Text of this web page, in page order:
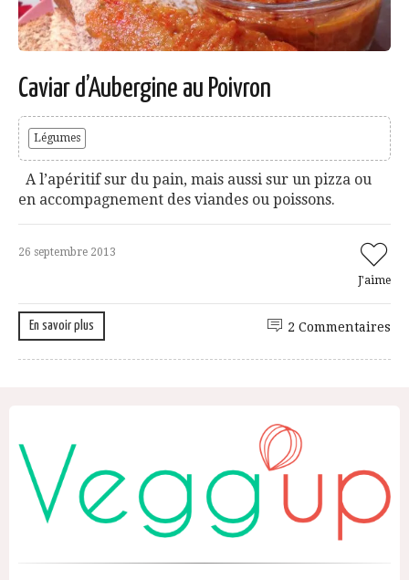
Caviar d’Aubergine au Poivron
Légumes
A l’apéritif sur du pain, mais aussi sur un pizza ou
en accompagnement des viandes ou poissons.
26 septembre 2013
J'aime
En savoir plus 2 Commentaires